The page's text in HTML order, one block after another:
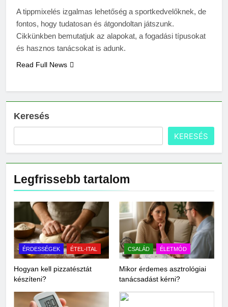
3 Nap Ezelőtt
Mennyi cement kell?
3 Nap Ezelőtt
A tippmixelés izgalmas lehetőség a sportkedvelőknek, de
fontos, hogy tudatosan és átgondoltan játszunk.
Cikkünkben bemutatjuk az alapokat, a fogadási típusokat
és hasznos tanácsokat is adunk.
Read Full News
Keresés
KERESÉS
Legfrissebb tartalom
ÉRDESSÉGEK ÉTEL-ITAL
Hogyan kell pizzatésztát
készíteni?
CSALÁD ÉLETMÓD
Mikor érdemes asztrológiai
tanácsadást kérni?